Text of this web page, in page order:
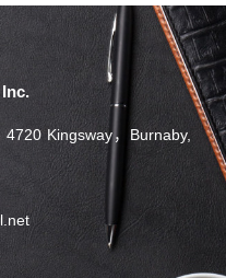
Kingsway，Burnaby,